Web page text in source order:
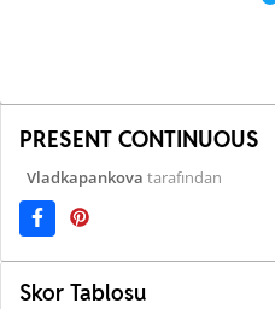
PRESENT CONTINUOUS
Vladkapankova tarafından
Skor Tablosu